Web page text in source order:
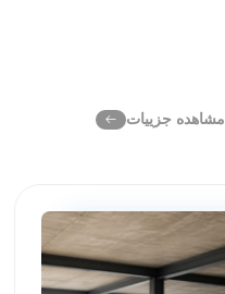
مشاهده جزییات